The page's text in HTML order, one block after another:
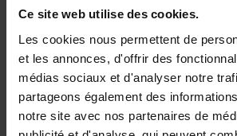
Ce site web utilise des cookies.
Les cookies nous permettent de
et les annonces, d'offrir des
médias sociaux et d'analyser notre
partageons également des
notre site avec nos partenaires de
Versoir MixIn 50mm